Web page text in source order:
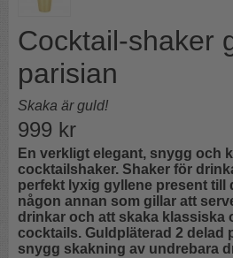
Cocktail-shaker
parisian
Skaka är guld!
999 kr
En verkligt elegant, snygg och
cocktailshaker. Shaker för
perfekt lyxig gyllene present till
någon annan som gillar att
drinkar och att skaka klassiska
cocktails. Guldpläterad 2 delad
snygg skakning av undrebara